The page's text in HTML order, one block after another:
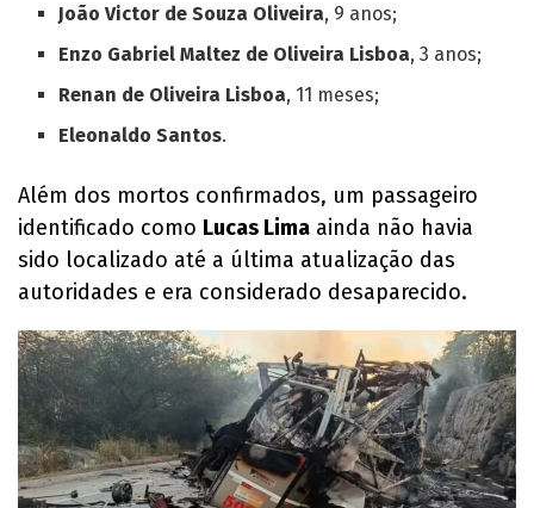
João Victor de Souza Oliveira, 9 anos;
Enzo Gabriel Maltez de Oliveira Lisboa, 3 anos;
Renan de Oliveira Lisboa, 11 meses;
Eleonaldo Santos.
Além dos mortos confirmados, um passageiro
identificado como Lucas Lima ainda não havia
sido localizado até a última atualização das
autoridades e era considerado desaparecido.